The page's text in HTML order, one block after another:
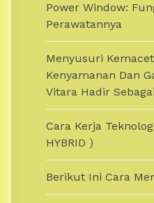
Power Window:
Perawatannya
Menyusuri
Kenyamanan Dan
Vitara Hadir
Cara Kerja
HYBRID )
Berikut Ini Cara